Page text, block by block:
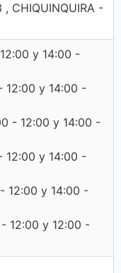
, CHIQUINQUIRA -
y 14:00 -
12:00 y 14:00 -
- 12:00 y 14:00 -
12:00 y 14:00 -
12:00 y 14:00 -
12:00 y 12:00 -